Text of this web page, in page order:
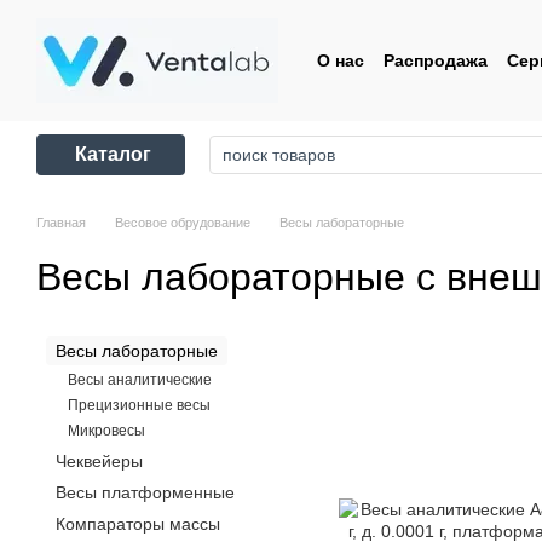
О нас Распродажа
Каталог
Главная Весовое обрудование Весы лабораторные
Весы лабораторные с
Весы лабораторные
Весы аналитические
Прецизионные весы
Микровесы
Чеквейеры
Весы платформенные
Компараторы массы